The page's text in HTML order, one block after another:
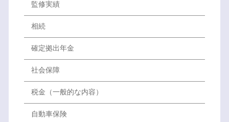
監修実績
相続
確定拠出年金
社会保障
税金（一般的な内容）
自動車保険